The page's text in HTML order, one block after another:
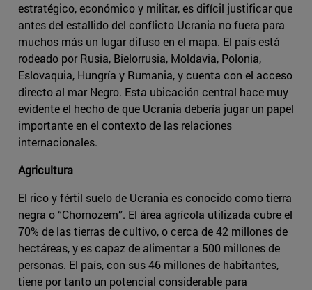
estratégico, económico y militar, es difícil justificar que
antes del estallido del conflicto Ucrania no fuera para
muchos más un lugar difuso en el mapa. El país está
rodeado por Rusia, Bielorrusia, Moldavia, Polonia,
Eslovaquia, Hungría y Rumania, y cuenta con el acceso
directo al mar Negro. Esta ubicación central hace muy
evidente el hecho de que Ucrania debería jugar un papel
importante en el contexto de las relaciones
internacionales.
Agricultura
El rico y fértil suelo de Ucrania es conocido como tierra
negra o “Chornozem”. El área agrícola utilizada cubre el
70% de las tierras de cultivo, o cerca de 42 millones de
hectáreas, y es capaz de alimentar a 500 millones de
personas. El país, con sus 46 millones de habitantes,
tiene por tanto un potencial considerable para